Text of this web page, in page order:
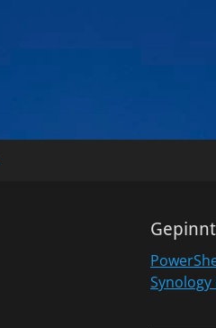
Synology